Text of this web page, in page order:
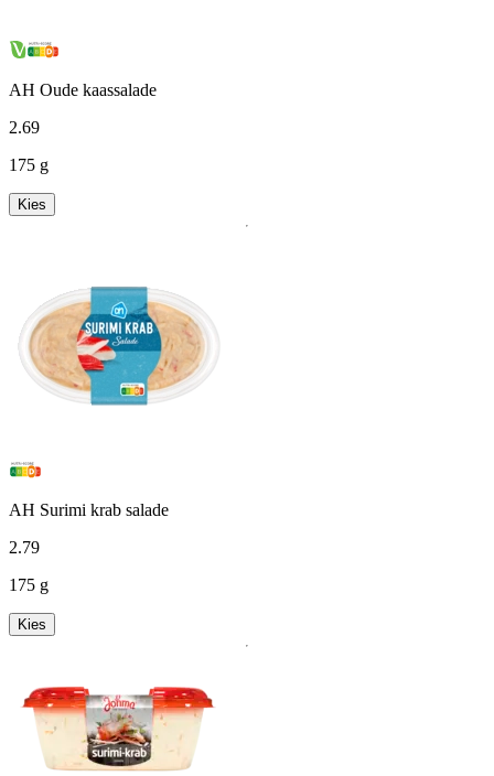
AH Oude kaassalade
2.69
175 g
Kies
AH Surimi krab salade
2.79
175 g
Kies